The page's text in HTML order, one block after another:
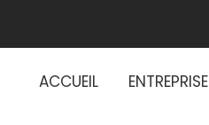
ACCUEIL ENTREPRISE